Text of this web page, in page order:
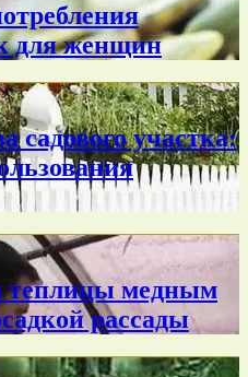
для женщин
садового участка:
теплицы медным
рассады